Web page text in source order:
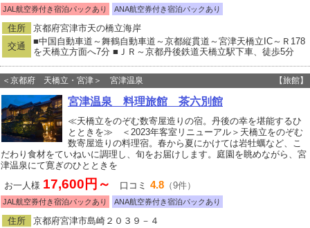
JAL航空券付き宿泊パックあり ANA航空券付き宿泊パックあり
住所
京都府宮津市天の橋立海岸
交通
■中国自動車道～舞鶴自動車道～京都縦貫道～宮津天橋立IC～Ｒ178
を天橋立方面へ7分 ■ＪＲ～京都丹後鉄道天橋立駅下車、徒歩5分
＜京都府 天橋立・宮津＞ 宮津温泉 【旅館】
宮津温泉 料理旅館 茶六別館
≪天橋立をのぞむ数寄屋造りの宿。丹後の幸を堪能するひ
とときを≫ ＜2023年客室リニューアル＞天橋立をのぞむ
数寄屋造りの料理宿。春から夏にかけては岩牡蠣など、こ
だわり食材をていねいに調理し、旬をお届けします。庭園を眺めながら、宮
津温泉にて寛ぎのひとときを
お一人様 17,600円～ 口コミ 4.8 （9件）
JAL航空券付き宿泊パックあり ANA航空券付き宿泊パックあり
住所 京都府宮津市島崎２０３９－４